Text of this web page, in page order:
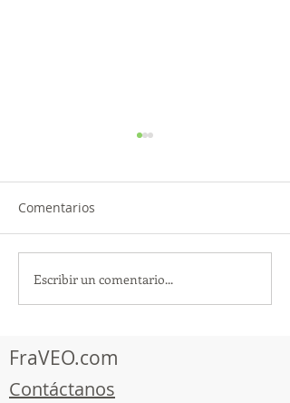
¡Acapulco y Guerrero se
Visten de Fiesta!
Comentarios
Escribir un comentario...
FraVEO.com
Contáctanos